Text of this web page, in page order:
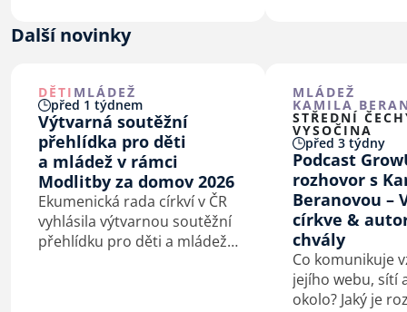
v dnešní době? Poslechněte
si další díl série Ztraceno…
personál pro
záchranu
Další novinky
DĚTI MLÁDEŽ
před 1 týdnem
Výtvarná soutěžní
přehlídka pro děti
a mládež v rámci
Modlitby za domov 2026
Ekumenická rada církví v ČR
vyhlásila výtvarnou soutěžní
přehlídku pro děti a mládež
MLÁDEŽ
KAMILA
STŘEDNÍ
VYSOČINA
před 3 týdny
Podcast
rozhovor s
Beranovou –
církve &
chvály
Co komunikuje
jejího webu, sítí
okolo? Jaký je